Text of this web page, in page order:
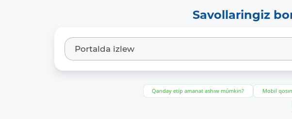
Savollaringiz
Qanday etip amanat ashıw múmkin? Mobil